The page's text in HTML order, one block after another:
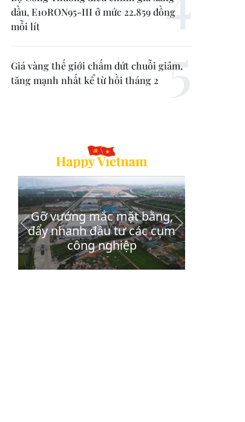
dầu, E10RON95-III ở mức 22.859 đồng
mỗi lít
Giá vàng thế giới chấm dứt chuỗi giảm,
tăng mạnh nhất kể từ hồi tháng 2